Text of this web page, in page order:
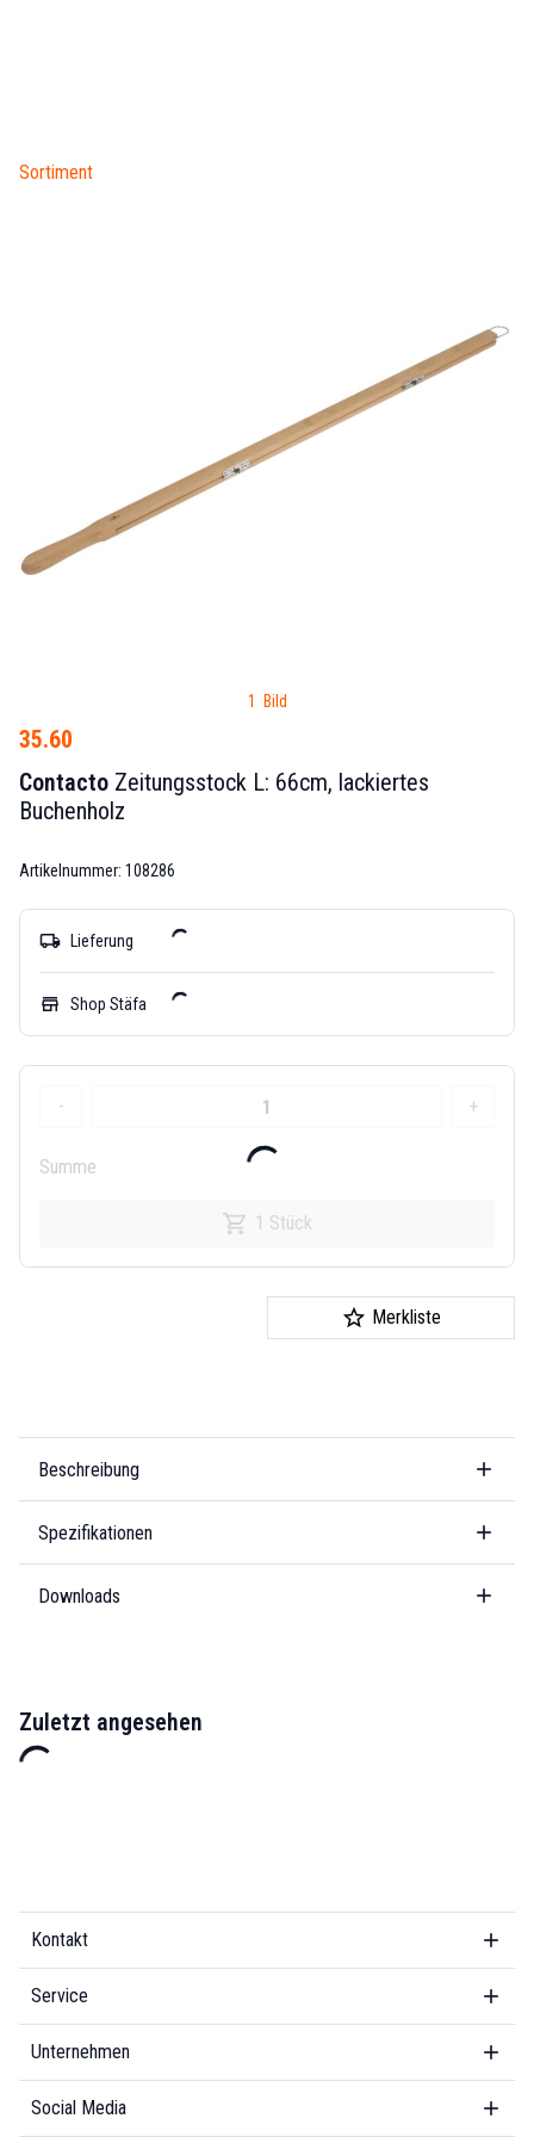
Sortiment
1 Bild
35.60
Contacto Zeitungsstock L: 66cm, lackiertes
Buchenholz
Artikelnummer: 108286
local_shipping Lieferung
store Shop Stäfa
- +
Summe
1 Stück
Merkliste
Beschreibung
Spezifikationen
Downloads
Zuletzt angesehen
Kontakt
Service
Unternehmen
Social Media